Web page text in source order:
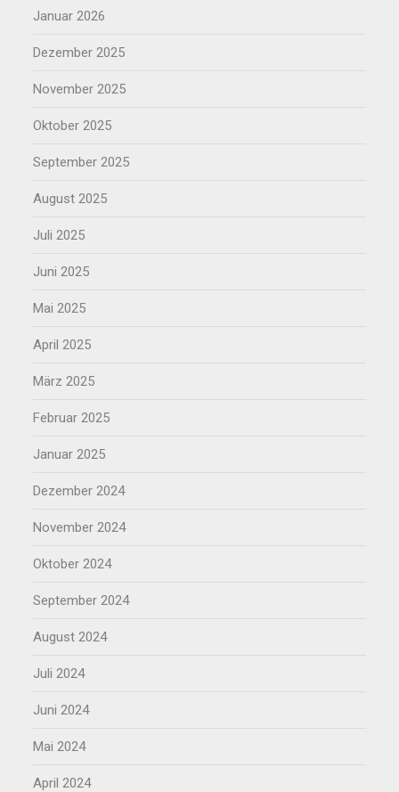
Januar 2026
Dezember 2025
November 2025
Oktober 2025
September 2025
August 2025
Juli 2025
Juni 2025
Mai 2025
April 2025
März 2025
Februar 2025
Januar 2025
Dezember 2024
November 2024
Oktober 2024
September 2024
August 2024
Juli 2024
Juni 2024
Mai 2024
April 2024